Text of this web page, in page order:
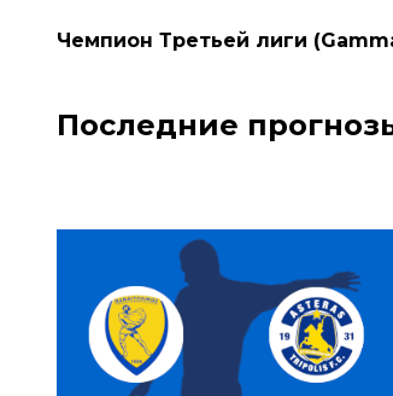
Чемпион Третьей лиги
Последние